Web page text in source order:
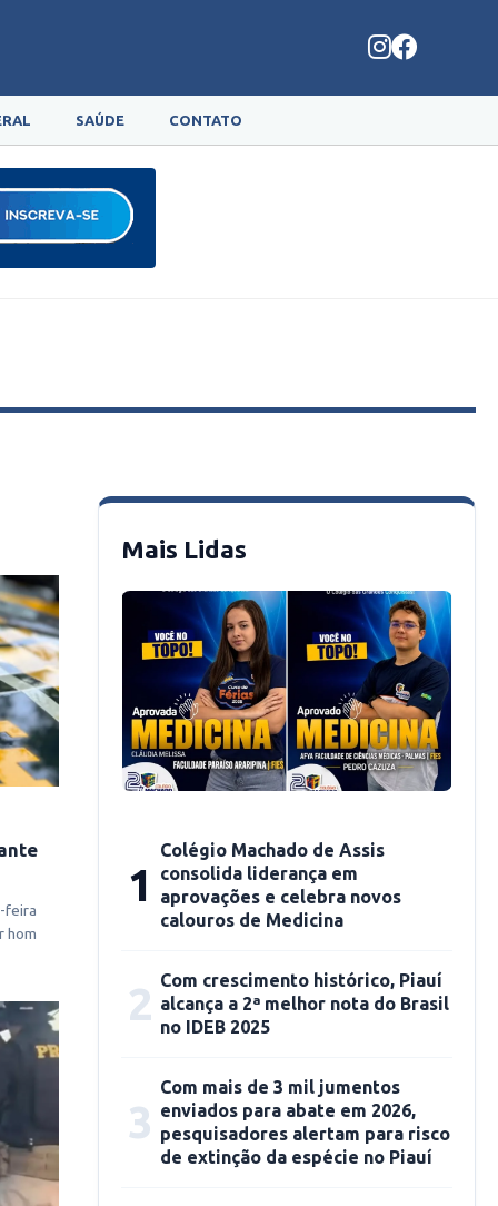
SAÚDE CONTATO
feira
hom
Mais Lidas
1
Colégio Machado de Assis
consolida liderança em
aprovações e celebra novos
calouros de Medicina
2 Com crescimento histórico, Piauí
alcança a 2ª melhor nota do Brasil
no IDEB 2025
3
Com mais de 3 mil jumentos
enviados para abate em 2026,
pesquisadores alertam para risco
de extinção da espécie no Piauí